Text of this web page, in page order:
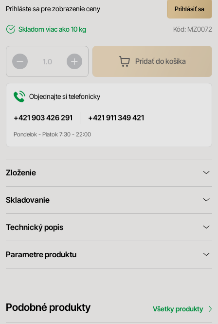
Prihláste sa pre zobrazenie ceny Prihlásiť sa
Skladom viac ako 10 kg Kód: MZ0072
Pridať do košíka
Objednajte si telefonicky
+421 903 426 291 +421 911 349 421
Pondelok - Piatok 7:30 - 22:00
Zloženie
Skladovanie
Technický popis
Parametre produktu
Podobné produkty Všetky produkty